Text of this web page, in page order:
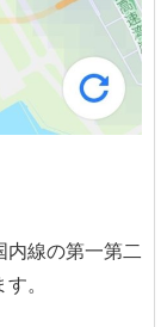
内線の第一第二
。